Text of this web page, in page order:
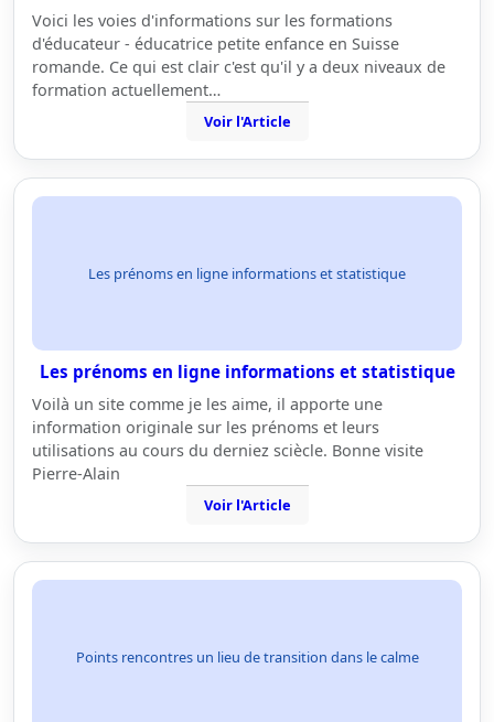
Voici les voies d'informations sur les formations
d'éducateur - éducatrice petite enfance en Suisse
romande. Ce qui est clair c'est qu'il y a deux niveaux de
formation actuellement…
Voir l'Article
Les prénoms en ligne informations et statistique
Les prénoms en ligne informations et statistique
Voilà un site comme je les aime, il apporte une
information originale sur les prénoms et leurs
utilisations au cours du derniez sciècle. Bonne visite
Pierre-Alain
Voir l'Article
Points rencontres un lieu de transition dans le calme